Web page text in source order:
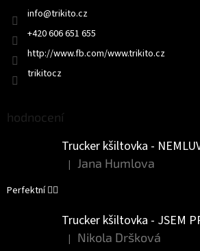
info@trikito.cz
+420 606 651 655
http://www.fb.com/www.trikito.cz
trikitocz
hodnocení
Trucker kšiltovka -
Hodnocení produktu je 5 z 5
| Jana Humlova
Perfektní 👌🏻
Trucker kšiltovka - JSEM
Hodnocení produktu je 5 z 5
| Nikola Dršková